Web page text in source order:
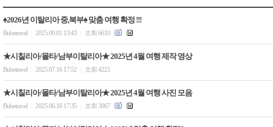
♠2026년 이탈리아 중,북부♠ 맞춤 여행 확정 !!!
Bubetravel 2025.09.01 13:43 조회 6610
★시칠리아/몰타/남부이탈리아★ 2025년 4월 여행 제작 영상
Bubetravel 2025.07.16 17:52 조회 4221
★시칠리아/몰타/남부이탈리아★ 2025년 4월 여행 사진 모음
Bubetravel 2025.06.16 17:35 조회 3067